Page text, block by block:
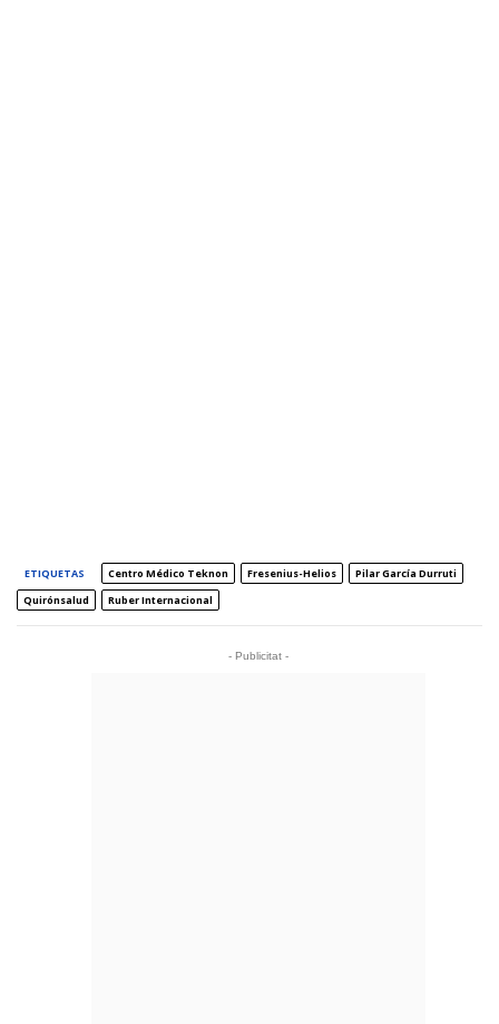
ETIQUETAS Centro Médico Teknon Fresenius-Helios
Pilar García Durruti
Quirónsalud
Ruber Internacional
- Publicitat -